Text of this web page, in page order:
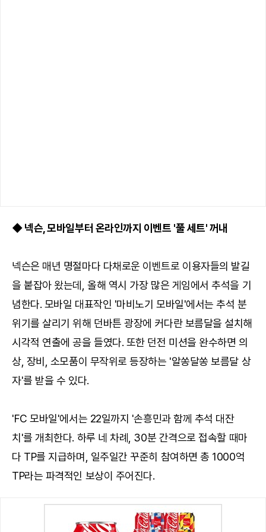
◆ 넥슨, 모바일부터 온라인까지 이벤트 '풀 세트' 꺼내
넥슨은 매년 명절마다 다채로운 이벤트로 이용자들의 발길
을 붙잡아 왔는데, 올해 역시 가장 많은 게임에서 추석을 기
념한다. 모바일 대표작인 '마비노기 모바일'에서는 추석 분
위기를 살리기 위해 던바튼 광장에 커다란 보름달을 설치해
시각적 연출에 공을 들였다. 또한 던전 미션을 완수하면 의
상, 장비, 소모품이 무작위로 등장하는 '알쏭달쏭 보름달 상
자'를 받을 수 있다.
'FC 모바일'에서는 22일까지 '손흥민과 함께 추석 대잔
치'를 개최한다. 하루 네 차례, 30분 간격으로 접속할 때마
다 TP를 지급하며, 일주일간 꾸준히 참여하면 총 1000억
TP라는 파격적인 보상이 주어진다.